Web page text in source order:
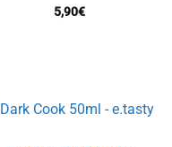
5,90€